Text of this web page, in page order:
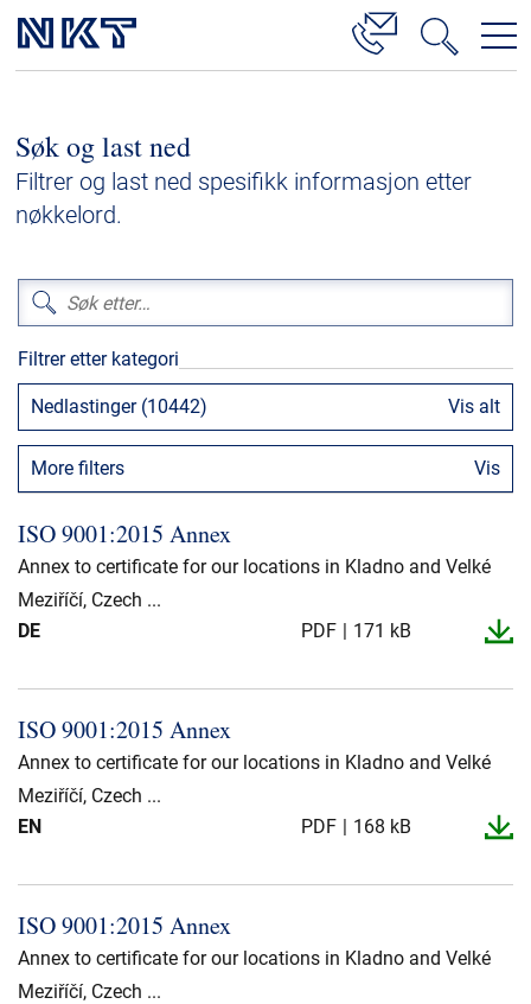
Høyspenningskabelløsninger
Kabelservice
Lavspenning
Høyspenningskabeltilbehør
Mellomspenningskabeltilbehør
Referanser
Nedlastinger
Presse og arrangementer
Om oss
Søk og last ned
Filtrer og last ned spesifikk informasjon etter
nøkkelord.
Filtrer etter kategori
Nedlastinger (10442) Vis alt
More filters Vis
ISO 9001:2015 Annex
Annex to certificate for our locations in Kladno and Velké
Meziříčí, Czech ...
DE
PDF 171 kB
ISO 9001:2015 Annex
Annex to certificate for our locations in Kladno and Velké
Meziříčí, Czech ...
EN
PDF 168 kB
ISO 9001:2015 Annex
Annex to certificate for our locations in Kladno and Velké
Meziříčí, Czech ...